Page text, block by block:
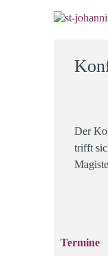
Der
trifft
Termine